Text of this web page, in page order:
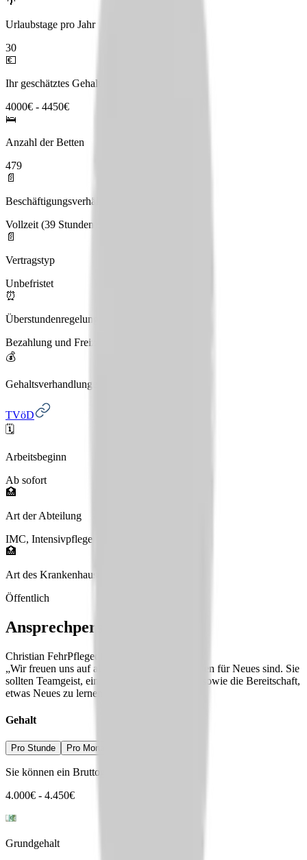
Urlaubstage pro Jahr
30
💶
Ihr geschätztes Gehalt
4000€ - 4450€
🛌
Anzahl der Betten
479
📄
Beschäftigungsverhältnis
Vollzeit (39 Stunden), Teilzeit
📄
Vertragstyp
Unbefristet
⏰
Überstundenregelung
Bezahlung und Freizeitausgleich
💰
Gehaltsverhandlungen
TVöD
🗓️
Arbeitsbeginn
Ab sofort
🏥
Art der Abteilung
IMC, Intensivpflege
🏥
Art des Krankenhauses
Öffentlich
Ansprechperson
Christian FehrPflegedirektor
„Wir freuen uns auf alle, die innovativ und offen für Neues sind. Sie
sollten Teamgeist, ein interessiertes Auftreten sowie die Bereitschaft,
etwas Neues zu lernen mitbringen. “
Gehalt
Pro Stunde Pro Monat
Sie können ein Bruttogehalt erwarten von
4.000€ - 4.450€
Grundgehalt